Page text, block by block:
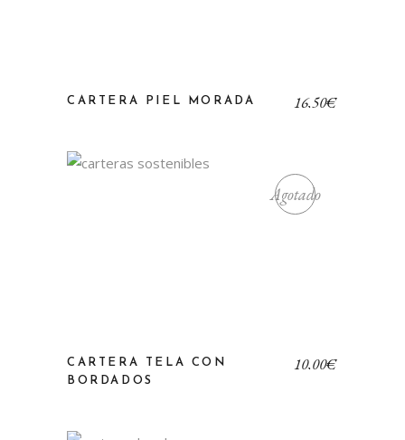
CARTERA PIEL MORADA 16,50€
Agotado
CARTERA TELA CON
BORDADOS
10,00€